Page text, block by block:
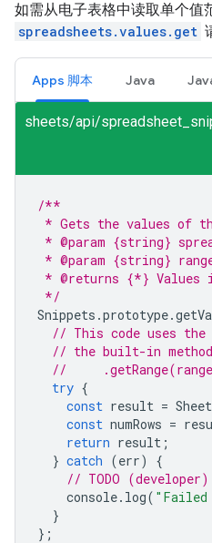
如需从电子表格中读取单个值
spreadsheets.values.get
Apps 脚本 Java
/**
* Gets the values of
* @param {string}
* @param {string}
* @returns {*} Values
*/
Snippets .prototype.
// This code uses the
// the built-in method
//
try {
const result =
const numRows =
return result ;
} catch (err)
{
// TODO
console. log( "Failed
}
};